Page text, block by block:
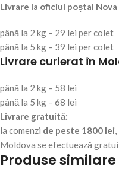
Livrare la oficiul poștal Nova
până la 2 kg – 29 lei per colet
până la 5 kg – 39 lei per colet
Livrare curierat în
până la 2 kg – 58 lei
până la 5 kg – 68 lei
Livrare gratuită:
la comenzi de peste 1800 lei
Moldova se efectuează
Produse similare